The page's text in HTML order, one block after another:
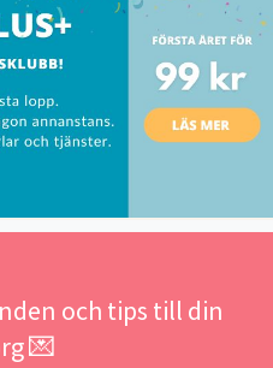
och tips till din
💌